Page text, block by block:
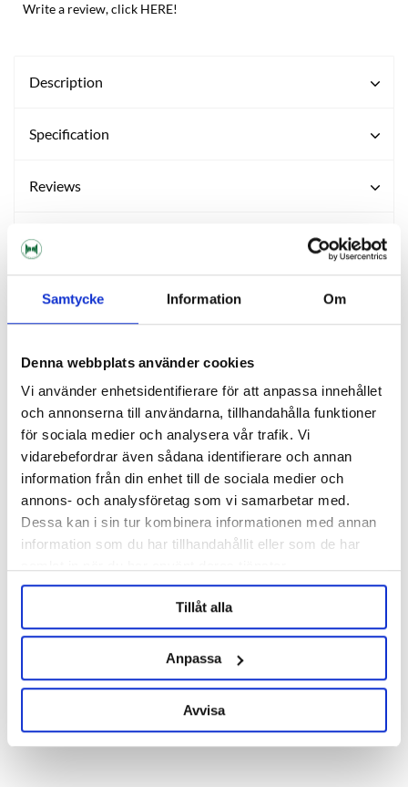
Samtycke Information Om
Denna webbplats använder cookies
Vi använder enhetsidentifierare för att anpassa innehållet
och annonserna till användarna, tillhandahålla funktioner
för sociala medier och analysera vår trafik. Vi
vidarebefordrar även sådana identifierare och annan
information från din enhet till de sociala medier och
annons- och analysföretag som vi samarbetar med.
Dessa kan i sin tur kombinera informationen med annan
information som du har tillhandahållit eller som de har
Tillåt alla
Anpassa
Avvisa
Write a review, click HERE!
Description
Specification
Reviews
Ask about product
About the manufacturer
Chinook Pellets 2025 100g
75 kr
Hopsteiner
Chinook Pellets 2025 5kg
1 513 kr